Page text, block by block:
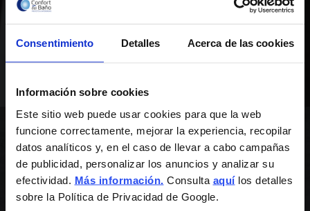
Consentimiento Detalles Acerca de las cookies
Información sobre cookies
Este sitio web puede usar cookies para que la web
funcione correctamente, mejorar la experiencia, recopilar
datos analíticos y, en el caso de llevar a cabo campañas
de publicidad, personalizar los anuncios y analizar su
efectividad. Más información. Consulta aquílos detalles
sobre la Política de Privacidad de Google.